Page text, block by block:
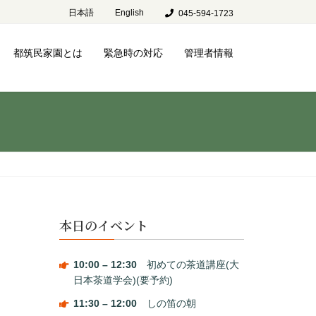
日本語 English 045-594-1723
都筑民家園とは 緊急時の対応 管理者情報
本日のイベント
10:00 – 12:30初めての茶道講座(大
日本茶道学会)(要予約)
11:30 – 12:00しの笛の朝